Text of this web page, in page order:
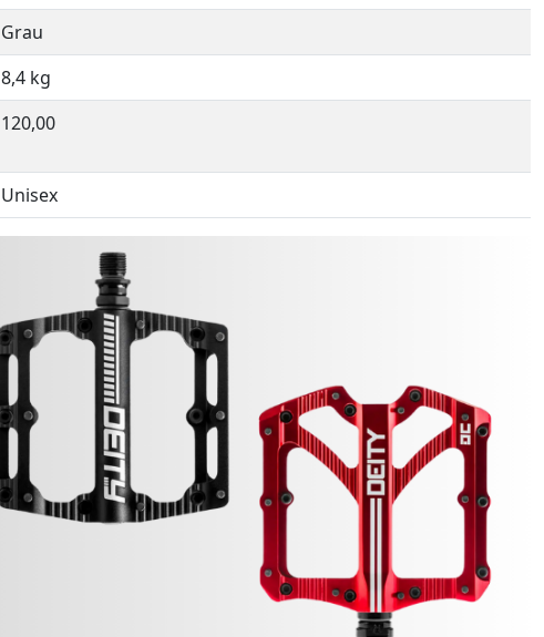
Grau
8,4 kg
120,00
Unisex